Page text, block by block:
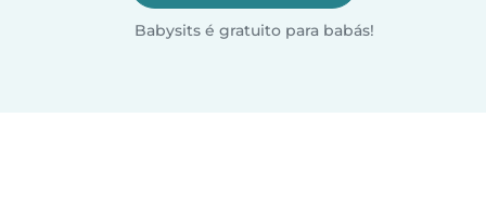
Babysits é gratuito para babás!